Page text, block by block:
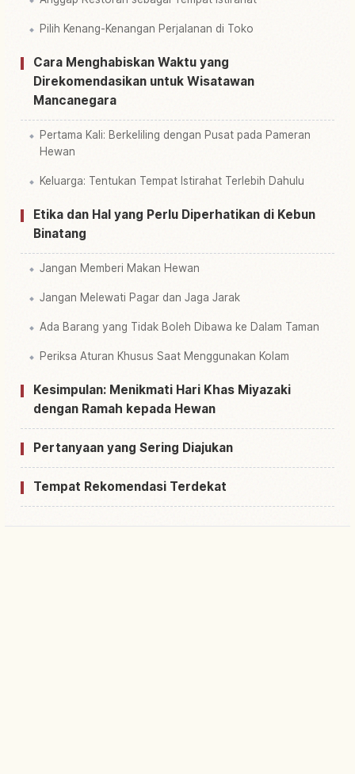
Pilih Kenang-Kenangan Perjalanan di Toko
Cara Menghabiskan Waktu yang
Direkomendasikan untuk Wisatawan
Mancanegara
Pertama Kali: Berkeliling dengan Pusat pada Pameran
Hewan
Keluarga: Tentukan Tempat Istirahat Terlebih Dahulu
Etika dan Hal yang Perlu Diperhatikan di Kebun
Binatang
Jangan Memberi Makan Hewan
Jangan Melewati Pagar dan Jaga Jarak
Ada Barang yang Tidak Boleh Dibawa ke Dalam Taman
Periksa Aturan Khusus Saat Menggunakan Kolam
Kesimpulan: Menikmati Hari Khas Miyazaki
dengan Ramah kepada Hewan
Pertanyaan yang Sering Diajukan
Tempat Rekomendasi Terdekat